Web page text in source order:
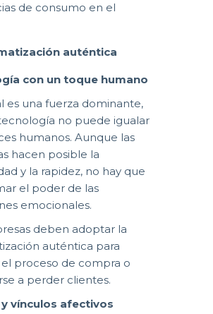
de consumo en el
auténtica
con un toque humano
es una fuerza dominante,
no puede igualar
humanos. Aunque las
hacen posible la
y la rapidez, no hay que
el poder de las
emocionales.
deben adoptar la
auténtica para
proceso de compra o
a perder clientes.
vínculos afectivos